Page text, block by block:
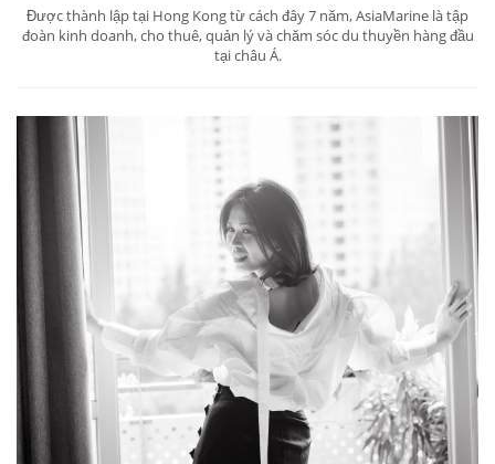
Được thành lập tại Hong Kong từ cách đây 7 năm, AsiaMarine là tập
đoàn kinh doanh, cho thuê, quản lý và chăm sóc du thuyền hàng đầu
tại châu Á.